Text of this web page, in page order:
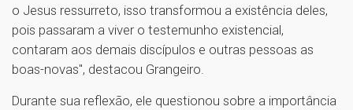
o Jesus ressurreto, isso transformou a existência deles,
pois passaram a viver o testemunho existencial,
contaram aos demais discípulos e outras pessoas as
boas-novas", destacou Grangeiro.
Durante sua reflexão, ele questionou sobre a importância